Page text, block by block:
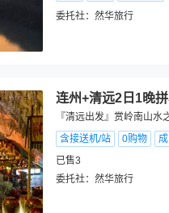
委托社： 然华旅行
连州+清远2日1晚
『清远出发』赏岭南山
含接送机/站
0购物
已售3
委托社： 然华旅行